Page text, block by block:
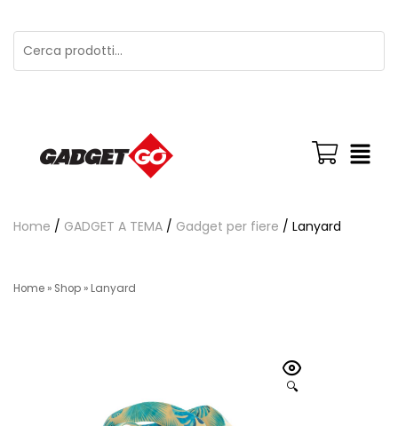
Home / GADGET A TEMA / Gadget per fiere / Lanyard
Home » Shop » Lanyard
🔍